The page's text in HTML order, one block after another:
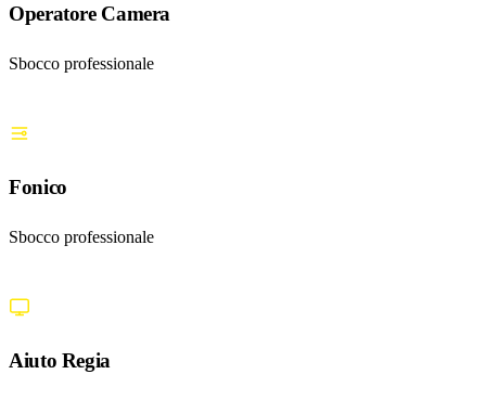
Operatore Camera
Sbocco professionale
Fonico
Sbocco professionale
Aiuto Regia